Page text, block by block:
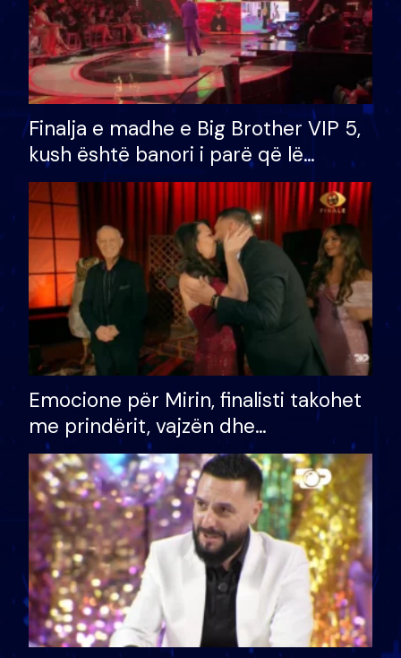
Finalja e madhe e Big Brother VIP 5,
kush është banori i parë që lë
shtëpinë dhe humb mundësinë për
të fituar çmimin e madh
Emocione për Mirin, finalisti takohet
me prindërit, vajzën dhe
bashkëshorten: S’kemi ndonjë letër
divorci apo jo?